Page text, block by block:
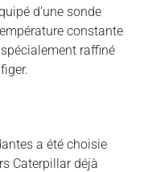
d’une sonde
constante
raffiné
a été choisie
Caterpillar déjà